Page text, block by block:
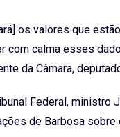
os valores que
com calma esses
da Câmara,
Federal, ministro
de Barbosa